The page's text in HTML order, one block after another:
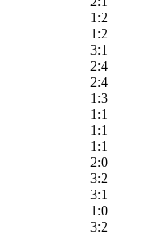
1:2
1:2
3:1
2:4
2:4
1:3
1:1
1:1
1:1
2:0
3:2
3:1
1:0
3:2